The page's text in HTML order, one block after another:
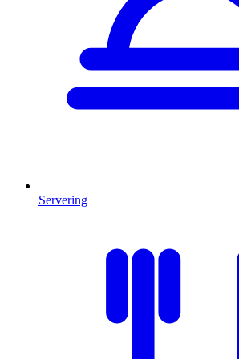
Servering